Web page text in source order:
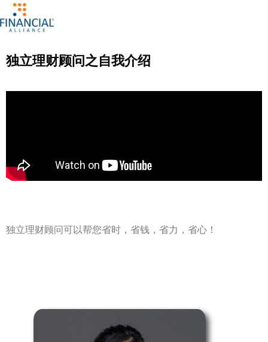
独立理财顾问之自我介绍
独立理财顾问可以帮您省时，省钱，省力，省心！